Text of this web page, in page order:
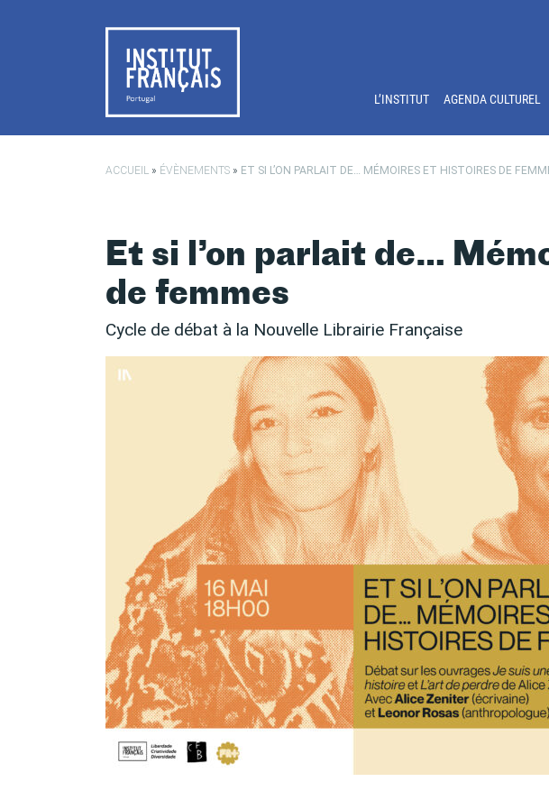
L’INSTITUT AGENDA CULTUREL
ACCUEIL » ÉVÈNEMENTS » ET SI L’ON PARLAIT DE… MÉMOIRES ET HISTOIRES DE
Et si l’on parlait de…
de femmes
Cycle de débat à la Nouvelle Librairie Française